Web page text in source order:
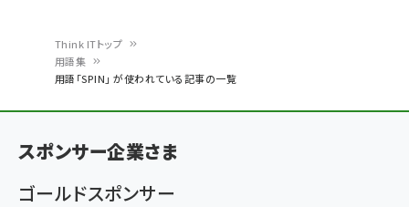
ン
く
ず
Think ITトップ
用語集
用語「SPIN」 が使われている記事の一覧
スポンサー企業さま
ゴールドスポンサー